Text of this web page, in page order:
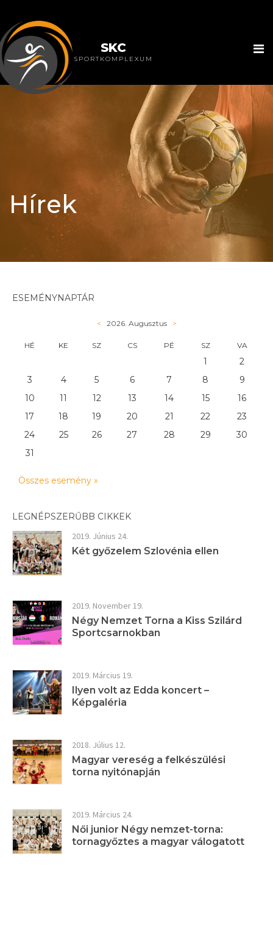
SKC
SPORTKOMPLEXUM
Hírek
ESEMÉNYNAPTÁR
< 2026. Augusztus >
HÉ KE SZ CS PÉ SZ VA
1
2
3
4 5 6 7 8
9
10
11 12 13 14 15
16
17
18 19 20 21 22
23
24
25 26 27 28 29
30
31
Összes esemény »
LEGNÉPSZERŰBB CIKKEK
2019. Június 24.
Két győzelem Szlovénia ellen
2019. November 19.
Négy Nemzet Torna a Kiss Szilárd
Sportcsarnokban
2019. Március 19.
Ilyen volt az Edda koncert –
Képgaléria
2018. Július 12.
Magyar vereség a felkészülési
torna nyitónapján
2019. Március 24.
Női junior Négy nemzet-torna:
tornagyőztes a magyar válogatott